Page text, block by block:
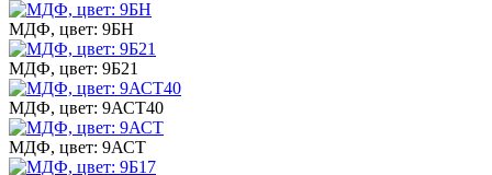
МДФ, цвет: 9БН
МДФ, цвет: 9Б21
МДФ, цвет: 9АСТ40
МДФ, цвет: 9АСТ